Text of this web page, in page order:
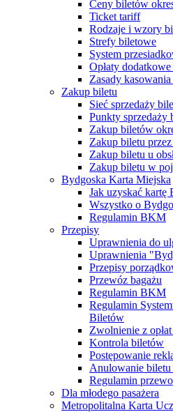
Ceny biletów
Ticket tariff
Rodzaje i wzory
Strefy biletowe
System
Opłaty
Zasady
Zakup biletu
Sieć sprzedaży
Punkty sprzedaży
Zakup biletów
Zakup biletu
Zakup biletu u
Zakup biletu w
Bydgoska Karta Miejska
Jak uzyskać kartę
Wszystko o
Regulamin BKM
Przepisy
Uprawnienia do
Uprawnienia
Przepisy
Przewóz bagażu
Regulamin BKM
Regulamin
Biletów
Zwolnienie z
Kontrola biletów
Postępowanie
Anulowanie biletu
Regulamin
Dla młodego pasażera
Metropolitalna Karta